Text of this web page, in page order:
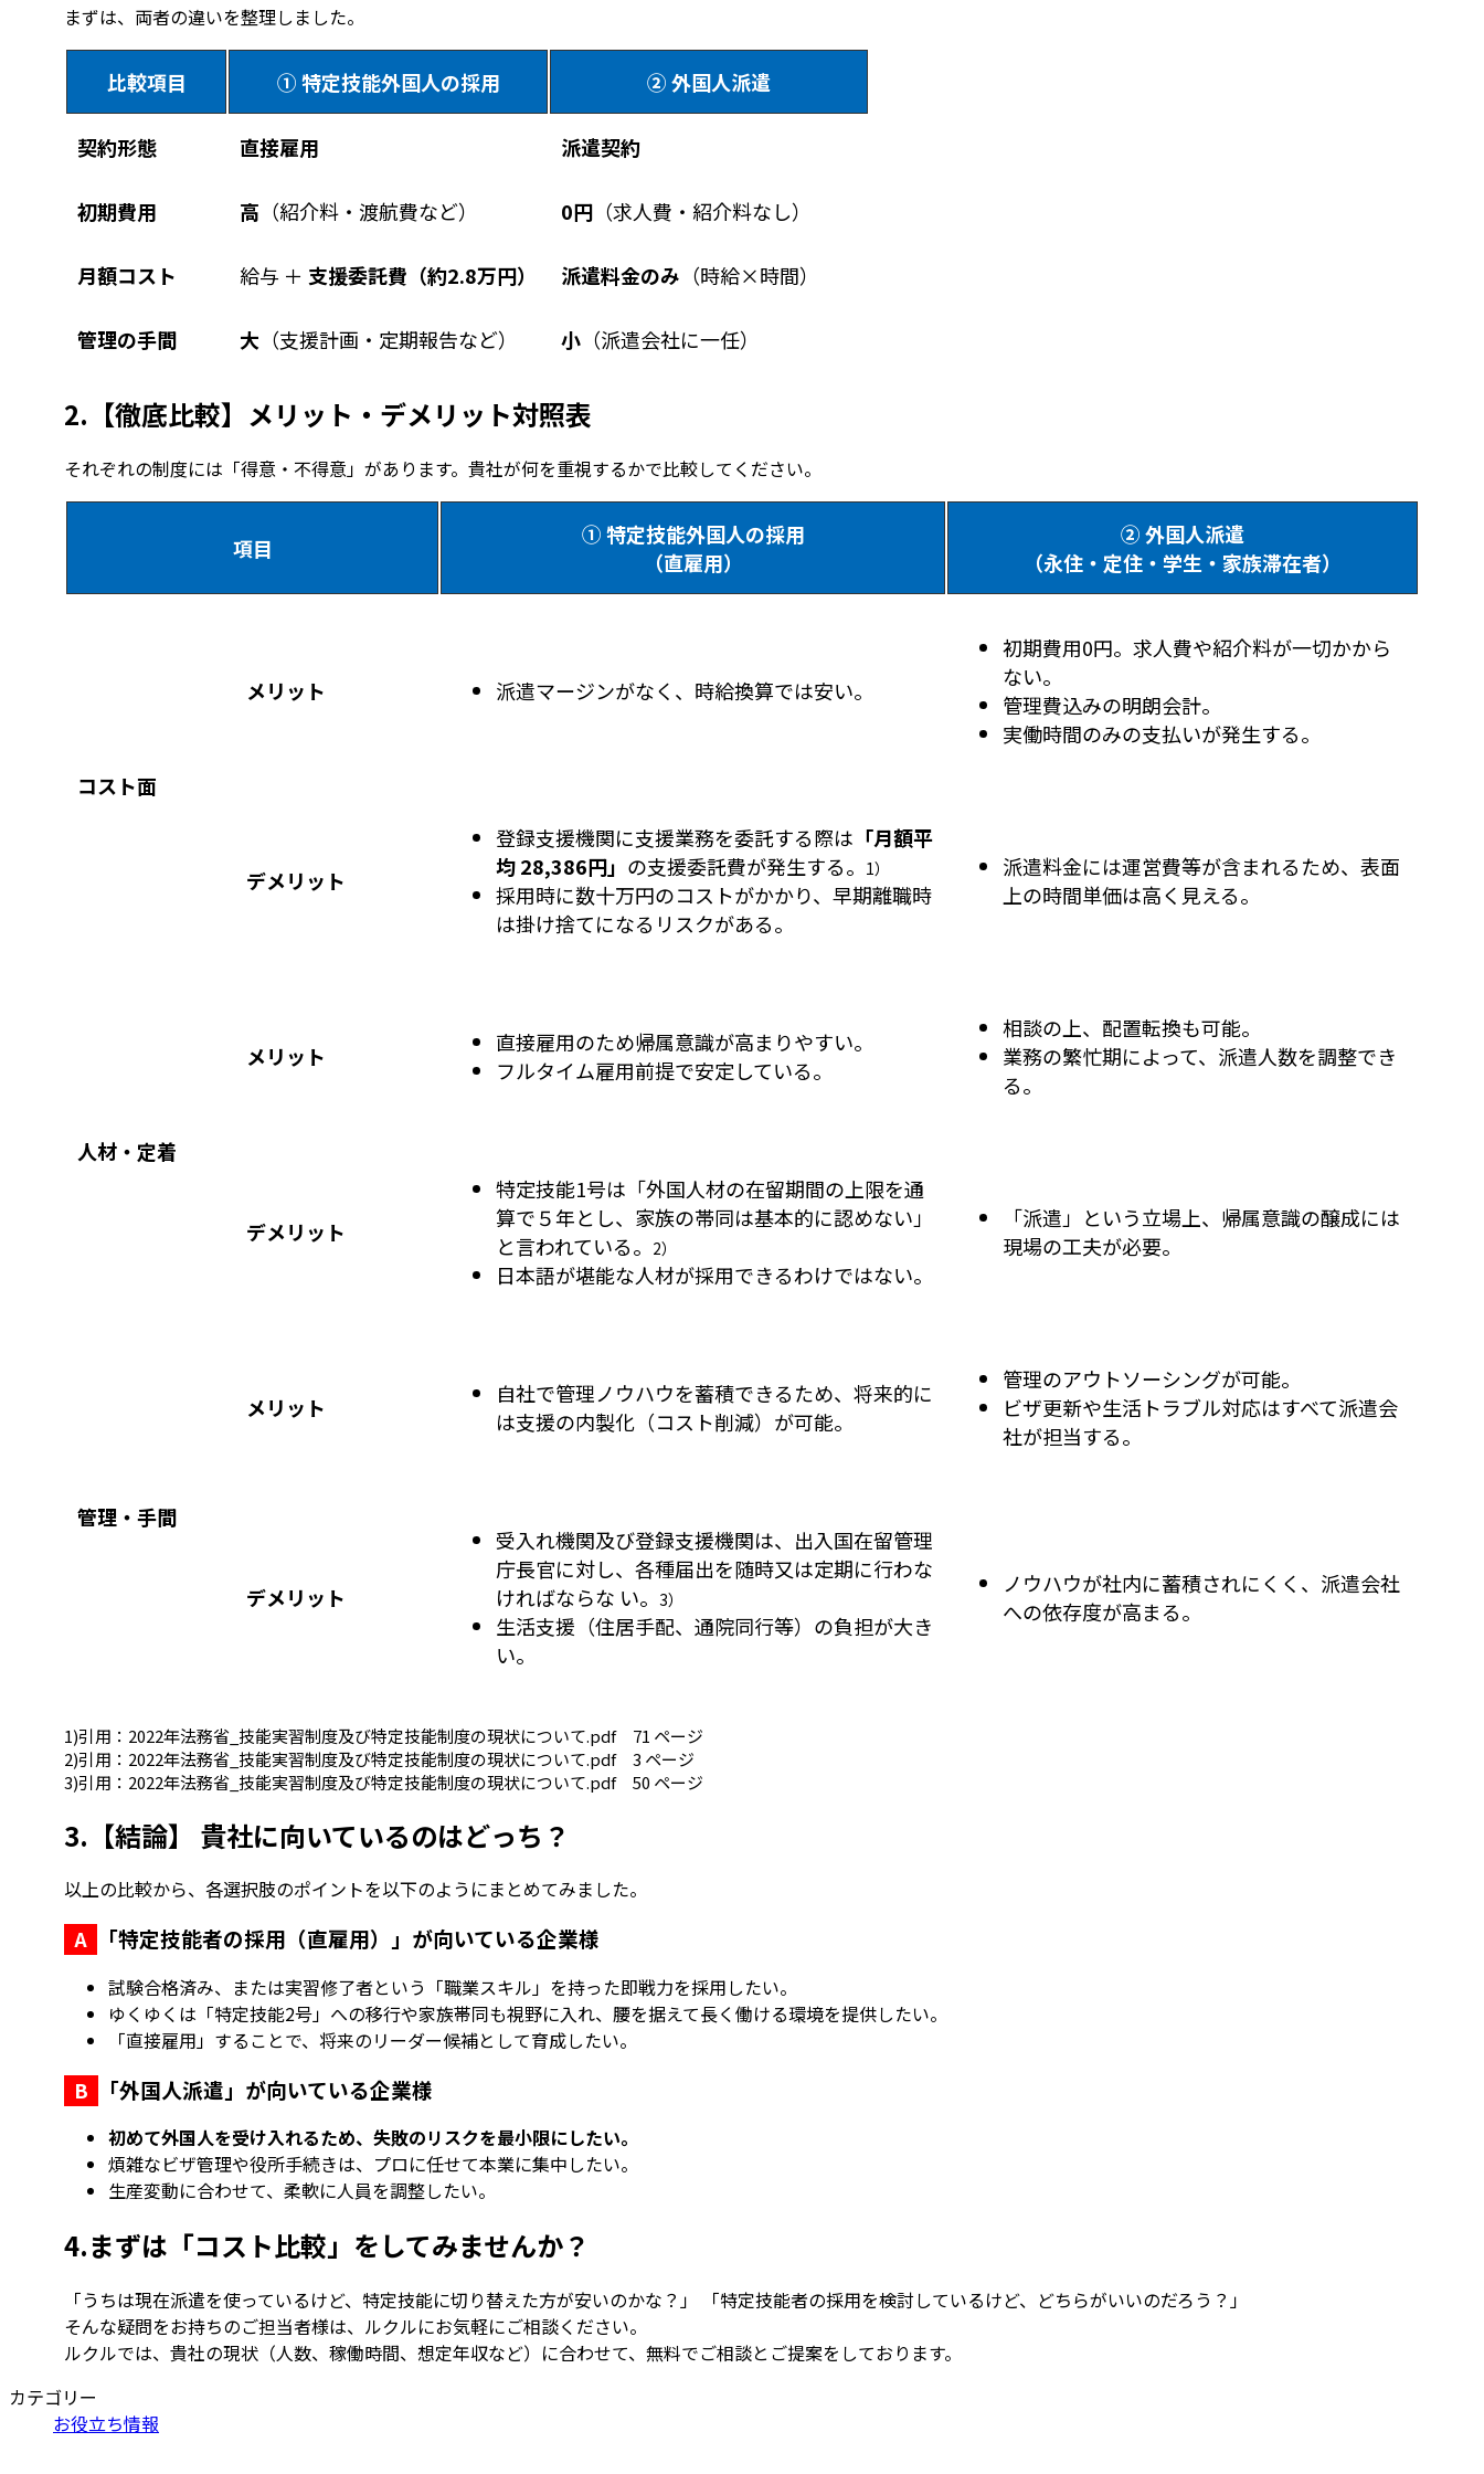
まずは、両者の違いを整理しました。
比較項目 ① 特定技能外国人の採用 ② 外国人派遣
契約形態 直接雇用 派遣契約
初期費用 高 （紹介料・渡航費など） 0円 （求人費・紹介料なし）
月額コスト 給与 ＋ 支援委託費（約2.8万円） 派遣料金のみ （時給×時間）
管理の手間 大 （支援計画・定期報告など） 小 （派遣会社に一任）
2. 【徹底比較】メリット・デメリット対照表
それぞれの制度には「得意・不得意」があります。貴社が何を重視するかで比較してください。
項目
① 特定技能外国人の採用
（直雇用）
② 外国人派遣
（永住・定住・学生・家族滞在者）
コスト面
メリット 派遣マージンがなく、時給換算では安い。
初期費用0円。求人費や紹介料が一切かから
ない。
管理費込みの明朗会計。
実働時間のみの支払いが発生する。
デメリット
登録支援機関に支援業務を委託する際は 「月額平
均 28,386円」 の支援委託費が発生する。 1）
採用時に数十万円のコストがかかり、早期離職時
は掛け捨てになるリスクがある。
派遣料金には運営費等が含まれるため、表面
上の時間単価は高く見える。
人材・定着
メリット
直接雇用のため帰属意識が高まりやすい。
フルタイム雇用前提で安定している。
相談の上、配置転換も可能。
業務の繁忙期によって、派遣人数を調整でき
る。
デメリット
特定技能1号は「外国人材の在留期間の上限を通
算で５年とし、家族の帯同は基本的に認めない」
と言われている。 2）
日本語が堪能な人材が採用できるわけではない。
「派遣」という立場上、帰属意識の醸成には
現場の工夫が必要。
管理・手間
メリット
自社で管理ノウハウを蓄積できるため、将来的に
は支援の内製化（コスト削減）が可能。
管理のアウトソーシングが可能。
ビザ更新や生活トラブル対応はすべて派遣会
社が担当する。
デメリット
受入れ機関及び登録支援機関は、出入国在留管理
庁長官に対し、各種届出を随時又は定期に行わな
ければならな い。 3）
生活支援（住居手配、通院同行等）の負担が大き
い。
ノウハウが社内に蓄積されにくく、派遣会社
への依存度が高まる。
1)引用：2022年法務省_技能実習制度及び特定技能制度の現状について.pdf 71 ページ
2)引用：2022年法務省_技能実習制度及び特定技能制度の現状について.pdf 3 ページ
3)引用：2022年法務省_技能実習制度及び特定技能制度の現状について.pdf 50 ページ
3. 【結論】 貴社に向いているのはどっち？
以上の比較から、各選択肢のポイントを以下のようにまとめてみました。
A 「特定技能者の採用（直雇用）」が向いている企業様
試験合格済み、または実習修了者という「職業スキル」を持った即戦力を採用したい。
ゆくゆくは「特定技能2号」への移行や家族帯同も視野に入れ、腰を据えて長く働ける環境を提供したい。
「直接雇用」することで、将来のリーダー候補として育成したい。
B 「外国人派遣」が向いている企業様
初めて外国人を受け入れるため、失敗のリスクを最小限にしたい。
煩雑なビザ管理や役所手続きは、プロに任せて本業に集中したい。
生産変動に合わせて、柔軟に人員を調整したい。
4.まずは「コスト比較」をしてみませんか？
「うちは現在派遣を使っているけど、特定技能に切り替えた方が安いのかな？」 「特定技能者の採用を検討しているけど、どちらがいいのだろう？」
そんな疑問をお持ちのご担当者様は、ルクルにお気軽にご相談ください。
ルクルでは、貴社の現状（人数、稼働時間、想定年収など）に合わせて、無料でご相談とご提案をしております。
カテゴリー
お役立ち情報